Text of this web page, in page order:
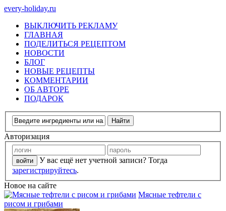
every-holiday.ru
ВЫКЛЮЧИТЬ РЕКЛАМУ
ГЛАВНАЯ
ПОДЕЛИТЬСЯ РЕЦЕПТОМ
НОВОСТИ
БЛОГ
НОВЫЕ РЕЦЕПТЫ
КОММЕНТАРИИ
ОБ АВТОРЕ
ПОДАРОК
Авторизация
У вас ещё нет учетной записи? Тогда
зарегистрируйтесь.
Новое на сайте
Мясные тефтели с
рисом и грибами